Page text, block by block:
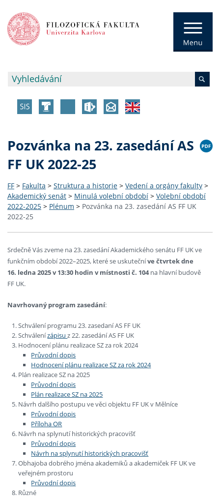
Pozvánka na 23. zasedání AS
FF UK 2022-25
FF > Fakulta > Struktura a historie > Vedení a orgány fakulty >
Akademický senát > Minulá volební období > Volební období
2022-2025 > Plénum > Pozvánka na 23. zasedání AS FF UK
2022-25
Srdečně Vás zveme na 23. zasedání Akademického senátu FF UK ve
funkčním období 2022–2025, které se uskutečníve čtvrtek dne
16. ledna 2025 v 13:30 hodin v místnosti č. 104na hlavní budově
FF UK.
Navrhovaný program zasedání:
Schválení programu 23. zasedaní AS FF UK
Schválenízápisuz 22. zasedání AS FF UK
Hodnocení plánu realizace SZ za rok 2024
Průvodní dopis
Hodnocení plánu realizace SZ za rok 2024
Plán realizace SZ na 2025
Průvodní dopis
Plán realizace SZ na 2025
Návrh dalšího postupu ve věci objektu FF UK v Mělníce
Průvodní dopis
Příloha OR
Návrh na splynutí historických pracovišť
Průvodní dopis
Návrh na splynutí historických pracovišť
Obhajoba dobrého jména akademiků a akademiček FF UK ve
veřejném prostoru
Průvodní dopis
Různé